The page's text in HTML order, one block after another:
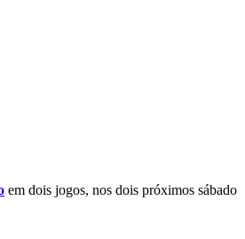
em dois jogos, nos dois próximos sábado